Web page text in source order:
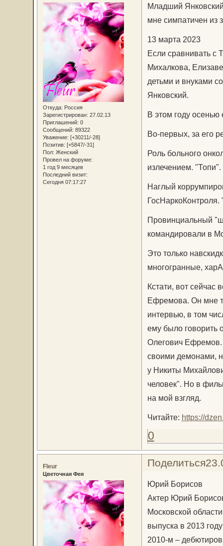
Откуда: Россия
Зарегистрирован: 27.02.13
Приглашений: 0
Сообщений: 89322
Уважение: [+30211/-28]
Позитив: [+5847/-31]
Пол: Женский
Провел на форуме:
1 год 9 месяцев
Последний визит:
Сегодня 07:17:27
Младший
мне симпатичен из
13 марта 2023
Если сравнивать
Михалкова,
детьми и внуками
Янковский.
В этом году осенью
Во-первых, за его
Роль больного
излечением. "Топи".
Наглый
ГосНаркоКонтроля.
Провинциальный
командировали в
Это только
многогранные,
Кстати, вот
Ефремова. Он мне
интервью, в том
ему было говорить
Олегович Ефремов.
своими демонами,
у Никиты
человек". Но в
на мой взгляд.
Читайте: https://
0
Поделиться
Fleur
Цветочная Фея
Юрий Борисов
Актер Юрий
Московской
выпуска в 2013
2010-м –